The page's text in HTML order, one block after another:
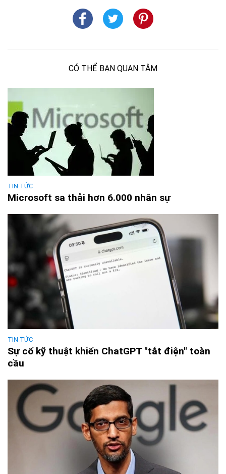
CÓ THỂ BẠN QUAN TÂM
TIN TỨC
Microsoft sa thải hơn 6.000 nhân sự
TIN TỨC
Sự cố kỹ thuật khiến ChatGPT "tắt điện" toàn
cầu